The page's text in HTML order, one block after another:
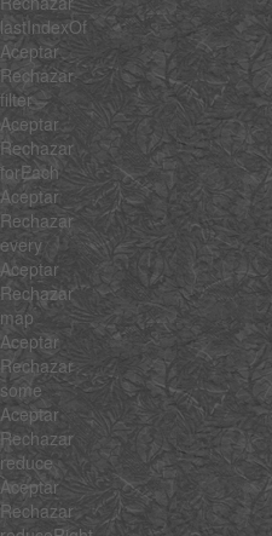
lastIndexOf
Aceptar
Rechazar
filter
Aceptar
Rechazar
forEach
Aceptar
Rechazar
every
Aceptar
Rechazar
map
Aceptar
Rechazar
some
Aceptar
Rechazar
reduce
Aceptar
Rechazar